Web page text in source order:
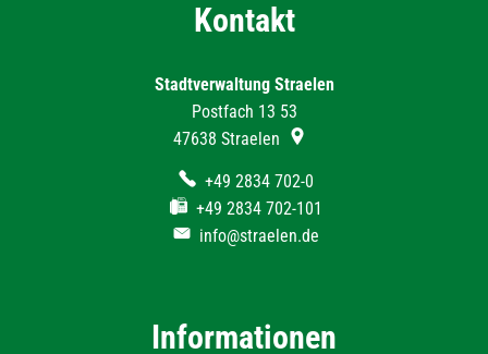
Kontakt
Stadtverwaltung Straelen
Postfach 13 53
47638 Straelen
+49 2834 702-0
+49 2834 702-101
info@straelen.de
Informationen